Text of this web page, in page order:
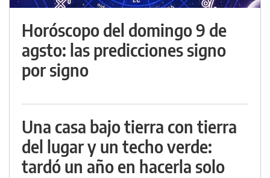
Horóscopo del domingo 9 de
agsto: las predicciones signo
por signo
Una casa bajo tierra con tierra
del lugar y un techo verde:
tardó un año en hacerla solo